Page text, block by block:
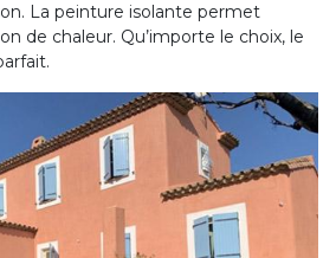
La peinture isolante permet
de chaleur. Qu’importe le choix, le